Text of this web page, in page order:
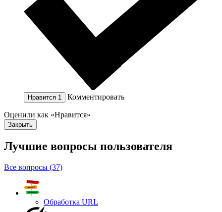
Нравится 1 Комментировать
Оценили как «Нравится»
Закрыть
Лучшие вопросы пользователя
Все вопросы (37)
Обработка URL